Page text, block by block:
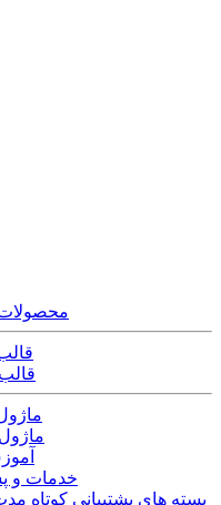
محصولات
خدمات و
بسته های پشتیبانی کوتاه